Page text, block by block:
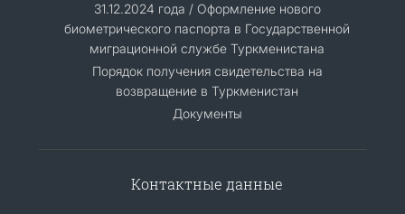
31.12.2024 года / Оформление нового
биометрического паспорта в Государственной
миграционной службе Туркменистана
Порядок получения свидетельства на
возвращение в Туркменистан
Документы
Контактные данные